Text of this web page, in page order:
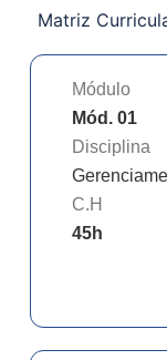
Matriz
Módulo
Mód. 01
Disciplina
C.H
45h